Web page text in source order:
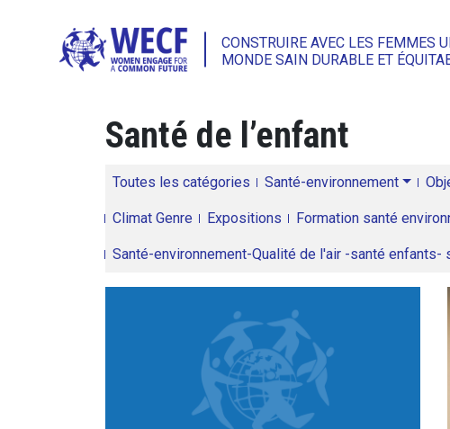
CONSTRUIRE AVEC LES FEMMES
MONDE SAIN DURABLE ET
Santé de l’enfant
Toutes les catégories Santé-environnement
Climat Genre Expositions Formation santé
Santé-environnement-Qualité de l'air -santé enfants-